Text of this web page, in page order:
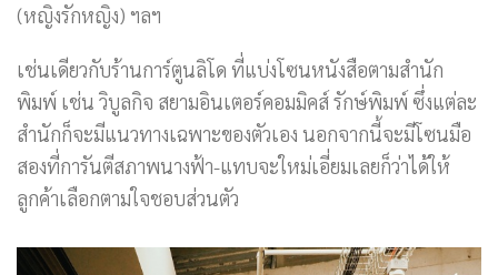
(หญิงรักหญิง) ฯลฯ
เช่นเดียวกับร้านการ์ตูนลิโด ที่แบ่งโซนหนังสือตามสำนัก
พิมพ์ เช่น วิบูลกิจ สยามอินเตอร์คอมมิคส์ รักษ์พิมพ์ ซึ่งแต่ละ
สำนักก็จะมีแนวทางเฉพาะของตัวเอง นอกจากนี้จะมีโซนมือ
สองที่การันตีสภาพนางฟ้า-แทบจะใหม่เอี่ยมเลยก็ว่าได้ให้
ลูกค้าเลือกตามใจชอบส่วนตัว